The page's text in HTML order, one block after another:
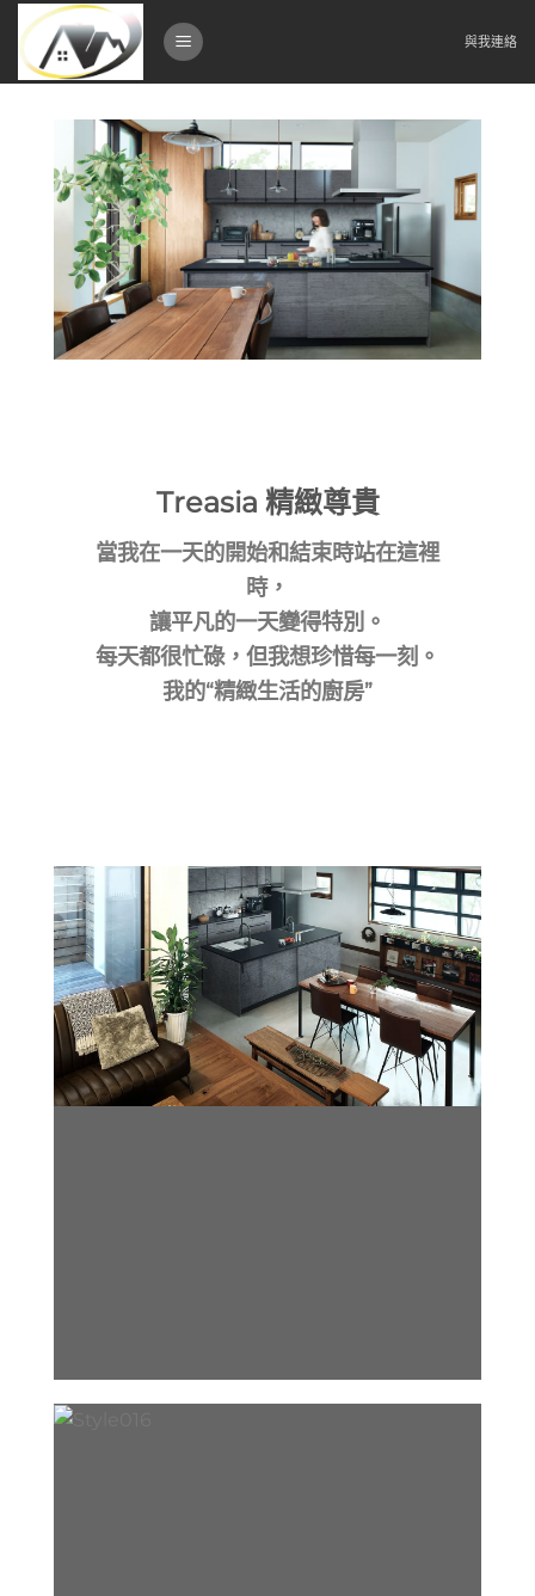
Skip
content
與我連絡
Treasia 精緻尊貴
當我在一天的開始和結束時站在這裡
時，
讓平凡的一天變得特別。
每天都很忙碌，但我想珍惜每一刻。
我的“精緻生活的廚房”